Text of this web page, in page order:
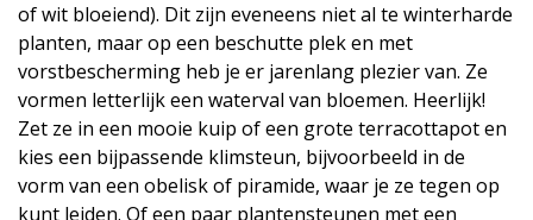
of wit bloeiend). Dit zijn eveneens niet al te winterharde
planten, maar op een beschutte plek en met
vorstbescherming heb je er jarenlang plezier van. Ze
vormen letterlijk een waterval van bloemen. Heerlijk!
Zet ze in een mooie kuip of een grote terracottapot en
kies een bijpassende klimsteun, bijvoorbeeld in de
vorm van een obelisk of piramide, waar je ze tegen op
kunt leiden. Of een paar plantensteunen met een